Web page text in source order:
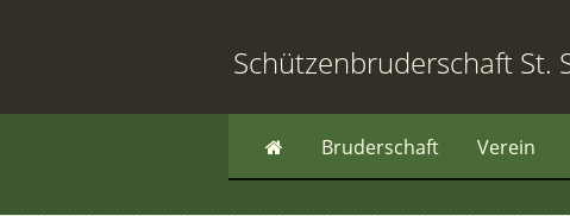
Schützenbruderschaft St.
Bruderschaft Verein